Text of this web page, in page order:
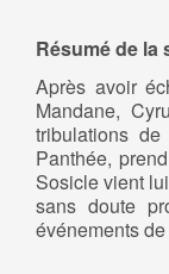
Résumé de la
Après avoir
Mandane,
tribulations
Panthée,
Sosicle vient
sans doute
événements